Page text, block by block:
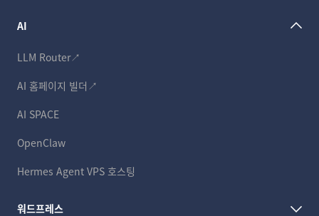
AI
LLM Router↗
AI 홈페이지 빌더↗
AI SPACE
OpenClaw
Hermes Agent VPS 호스팅
워드프레스